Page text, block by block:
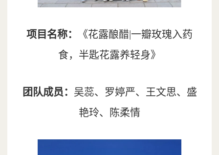
项目名称：
《花露酿醋|一瓣玫瑰入药
食，半匙花露养轻身》
团队成员： 吴蕊、罗婷严、王文思、盛
艳玲、陈柔情